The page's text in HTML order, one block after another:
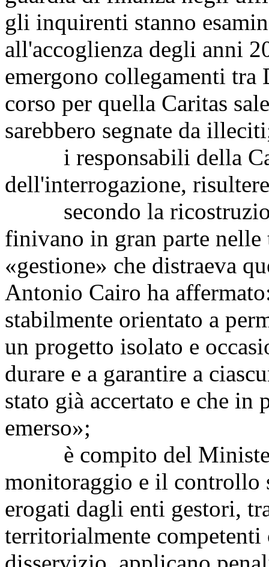
gli inquirenti stanno
all'accoglienza degli anni
emergono collegamenti
corso per quella Caritas
sarebbero segnate da
i responsabili della
dell'interrogazione,
secondo la
finivano in gran parte
«gestione» che distraeva
Antonio Cairo ha
stabilmente orientato a
un progetto isolato e
durare e a garantire a
stato già accertato e che in
emerso»;
è compito del
monitoraggio e il controllo
erogati dagli enti gestori,
territorialmente competenti